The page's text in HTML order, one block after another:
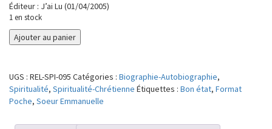
Éditeur : J’ai Lu (01/04/2005)
1 en stock
quantité
de
quoi
ça
sert
Ajouter au panier
UGS : REL-SPI-095 Catégories : Biographie-Autobiographie,
Spiritualité, Spiritualité-Chrétienne Étiquettes : Bon état, Format
Poche, Soeur Emmanuelle